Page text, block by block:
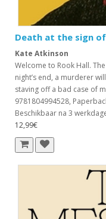
Death at the sign
Kate Atkinson
Welcome to Rook Hall.
night’s end, a murderer
staving off a bad case of
9781804994528,
Beschikbaar na 3
12,99€